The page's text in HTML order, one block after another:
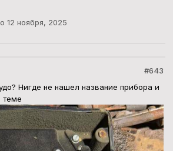
12 ноября, 2025
#643
Нигде не нашел название прибора и
теме